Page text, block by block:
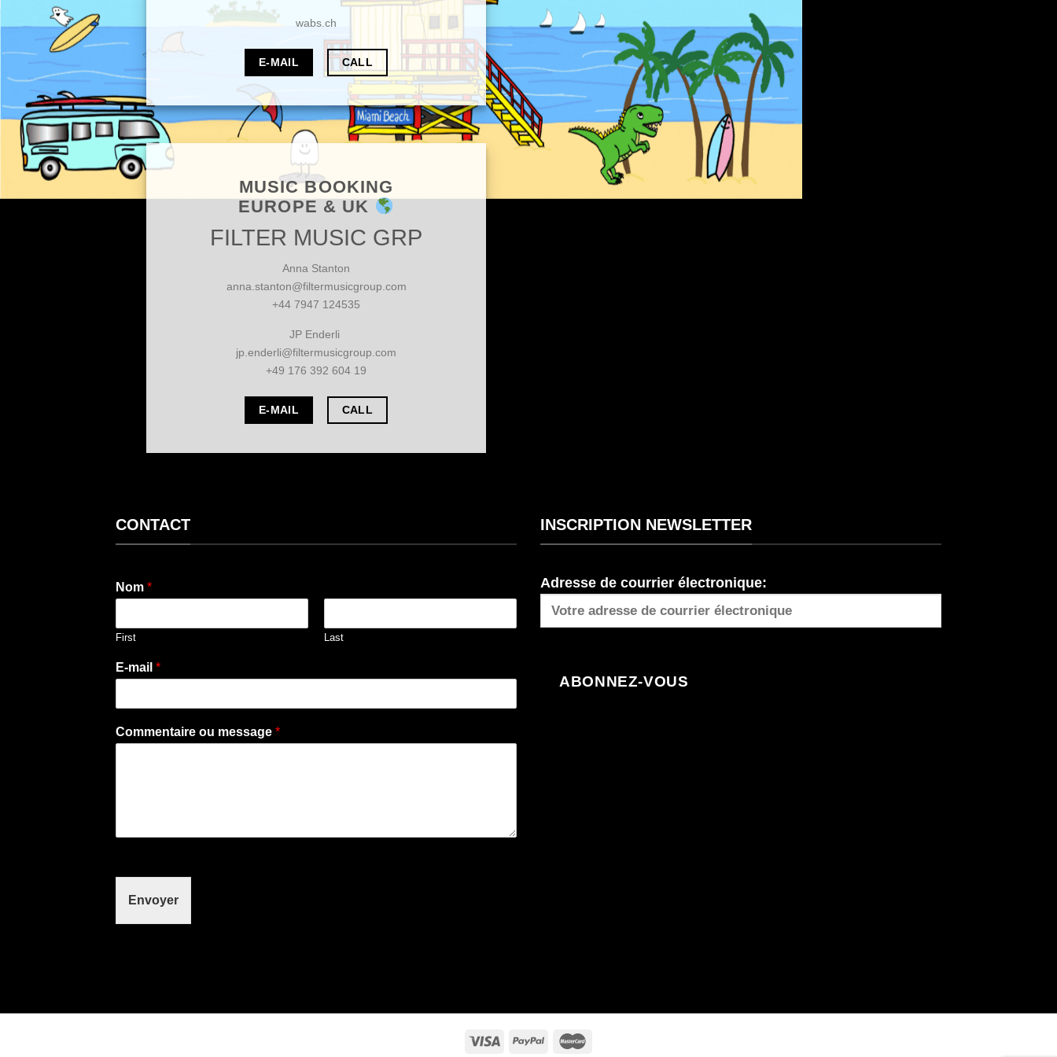
MUSIC BOOKING
EUROPE & UK
FILTER MUSIC GRP
Anna Stanton
anna.stanton@filtermusicgroup.com
‪+44 7947 124535‬
JP Enderli
jp.enderli@filtermusicgroup.com
+49 176 392 604 19
E-MAIL CALL
wabs.ch
E-MAIL CALL
CONTACT
Nom *
First Last
E-mail *
Commentaire ou message *
Envoyer
INSCRIPTION NEWSLETTER
Adresse de courrier électronique: